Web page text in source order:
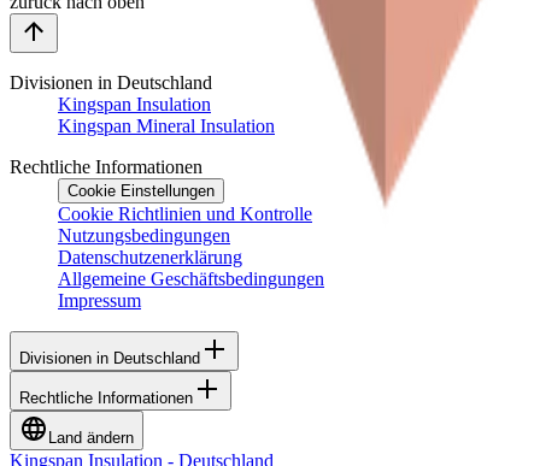
Divisionen in Deutschland
Kingspan Insulation
Kingspan Mineral Insulation
Rechtliche Informationen
Cookie Einstellungen
Cookie Richtlinien und Kontrolle
Nutzungsbedingungen
Datenschutzenerklärung
Allgemeine Geschäftsbedingungen
Impressum
Divisionen in Deutschland
Rechtliche Informationen
Land ändern
Kingspan Insulation - Deutschland